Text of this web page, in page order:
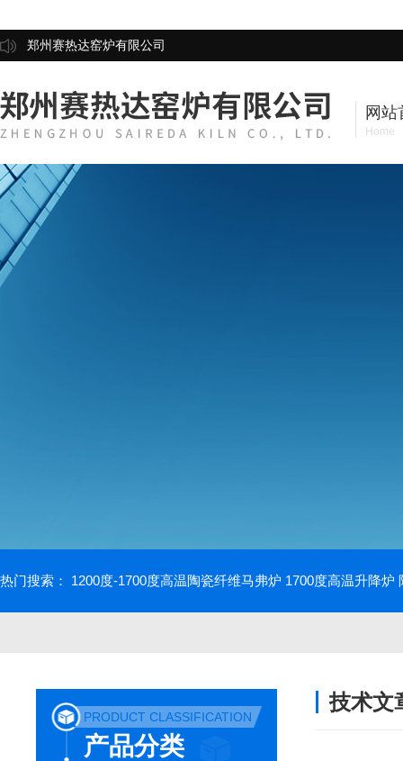
郑州赛热达窑炉有限公司
网站
Home
热门搜索： 1200度-1700度高温陶瓷纤维马弗炉 1700度高温升降炉
PRODUCT CLASSIFICATION
产品分类
技术文